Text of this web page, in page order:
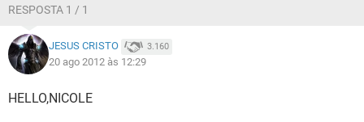
RESPOSTA 1 / 1
JESUS CRISTO 3.160
20 ago 2012 às 12:29
HELLO,NICOLE